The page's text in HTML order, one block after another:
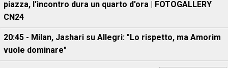
piazza, l'incontro dura un quarto d'ora | FOTOGALLERY
CN24
20:45 - Milan, Jashari su Allegri: "Lo rispetto, ma Amorim
vuole dominare"